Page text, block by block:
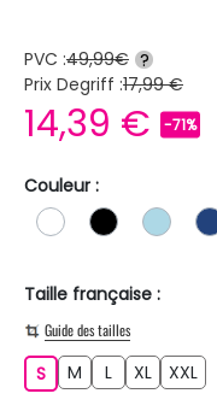
PVC :49,99€ ?
Prix Degriff :17,99 €
14,39 € -71%
Couleur :
BLANCNOIR BLEU
Taille française :
Guide des tailles
SS M L XL XXL